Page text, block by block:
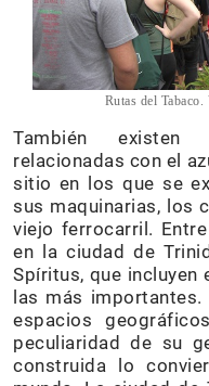
Rutas del
También existen
relacionadas con el
sitio en los que se
sus maquinarias, los
viejo ferrocarril.
en la ciudad de
Spíritus, que incluyen
las más
espacios
peculiaridad de su
construida lo